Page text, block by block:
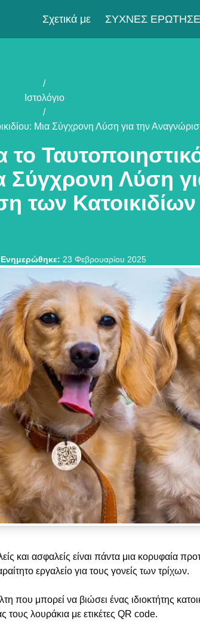
Σχετικά με ΣΥΧΝΈΣ
/
Ιστολόγιο
/
Μια Σύγχρονη Λύση για την
το
Σύγχρονη Λύση
των Κατοικιδίων
Ενημερώθηκε: 23 Φεβρουαρίου 2025
και ασφαλείς είναι πάντα μια κορυφαία
εργαλείο για τους γονείς των τρίχων.
που μπορεί να βιώσει ένας ιδιοκτήτης
τους λουράκια με ετικέτες QR code.